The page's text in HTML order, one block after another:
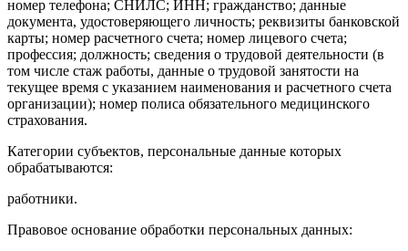
номер телефона; СНИЛС; ИНН; гражданство; данные
документа, удостоверяющего личность; реквизиты банковской
карты; номер расчетного счета; номер лицевого счета;
профессия; должность; сведения о трудовой деятельности (в
том числе стаж работы, данные о трудовой занятости на
текущее время с указанием наименования и расчетного счета
организации); номер полиса обязательного медицинского
страхования.
Категории субъектов, персональные данные которых
обрабатываются:
работники.
Правовое основание обработки персональных данных: